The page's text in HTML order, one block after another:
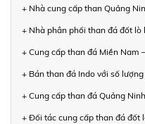
+ Nhà cung cấp than Quảng
+ Nhà phân phối than đá đốt
+ Cung cấp than đá Miền Nam
+ Bán than đá Indo với số
+ Cung cấp than đá Quảng
+ Đối tác cung cấp than đá đốt